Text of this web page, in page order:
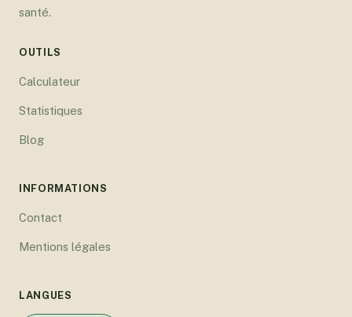
santé.
OUTILS
Calculateur
Statistiques
Blog
INFORMATIONS
Contact
Mentions légales
LANGUES